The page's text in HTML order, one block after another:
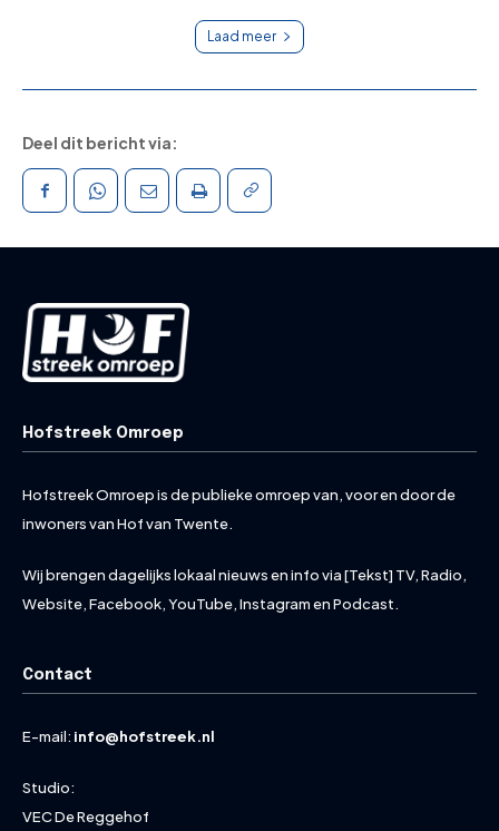
Laad meer
Deel dit bericht via:
Hofstreek Omroep
Hofstreek Omroep is de publieke omroep van, voor en door de
inwoners van Hof van Twente.
Wij brengen dagelijks lokaal nieuws en info via [Tekst] TV, Radio,
Website, Facebook, YouTube, Instagram en Podcast.
Contact
E-mail: info@hofstreek.nl
Studio:
VEC De Reggehof